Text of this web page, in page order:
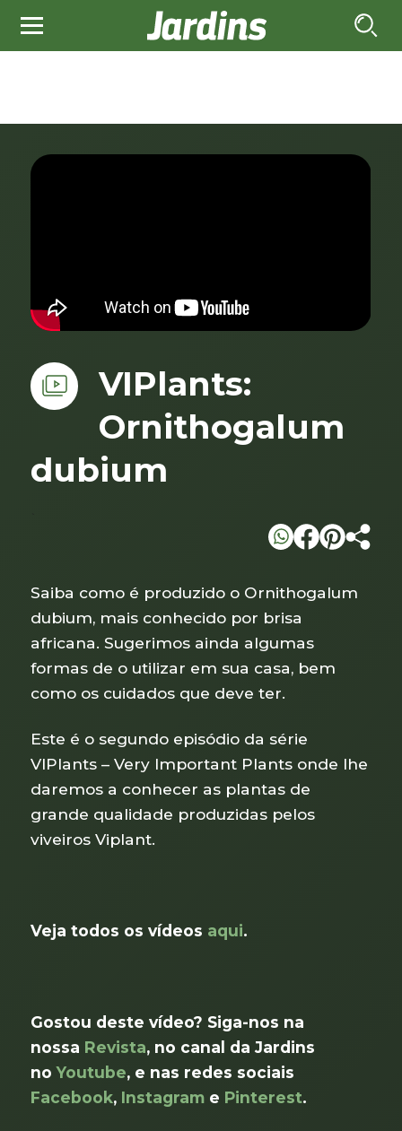
VIPlants:
Ornithogalum
dubium
Saiba como é produzido o Ornithogalum
dubium, mais conhecido por brisa
africana. Sugerimos ainda algumas
formas de o utilizar em sua casa, bem
como os cuidados que deve ter.
Este é o segundo episódio da série
VIPlants – Very Important Plants onde lhe
daremos a conhecer as plantas de
grande qualidade produzidas pelos
viveiros Viplant.
Veja todos os vídeos aqui.
Gostou deste vídeo? Siga-nos na
nossa Revista, no canal da Jardins
noYoutube, e nas redes sociais
Facebook, Instagram e Pinterest.